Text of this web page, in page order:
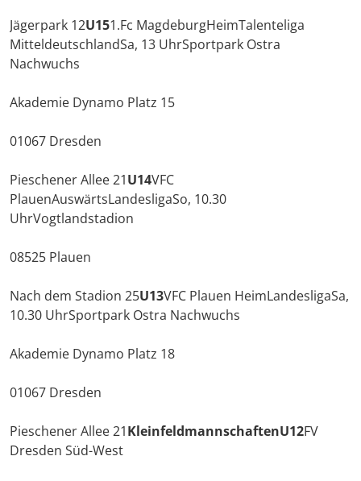
Jägerpark 12U151.Fc MagdeburgHeimTalenteliga
MitteldeutschlandSa, 13 UhrSportpark Ostra
Nachwuchs
Akademie Dynamo Platz 15
01067 Dresden
Pieschener Allee 21U14VFC
PlauenAuswärtsLandesligaSo, 10.30
UhrVogtlandstadion
08525 Plauen
Nach dem Stadion 25U13VFC Plauen HeimLandesligaSa,
10.30 UhrSportpark Ostra Nachwuchs
Akademie Dynamo Platz 18
01067 Dresden
Pieschener Allee 21KleinfeldmannschaftenU12FV
Dresden Süd-West